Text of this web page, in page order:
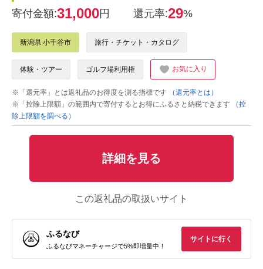
寄付金額:31,000円 還元率:29%
新潟県 小千谷市 旅行・チケット・カタログ
体験・ツアー ゴルフ場利用権 お気に入り
※「還元率」とは返礼品のお得度を測る指標です
（還元率とは）
※「控除上限額」の範囲内で寄付するとお得にふるさと納税できます
（控
除上限額を調べる）
詳細を見る
この返礼品の取扱いサイト
ふるなび
ふるなびマネーチャージで5%即増量中！
サイトに行く